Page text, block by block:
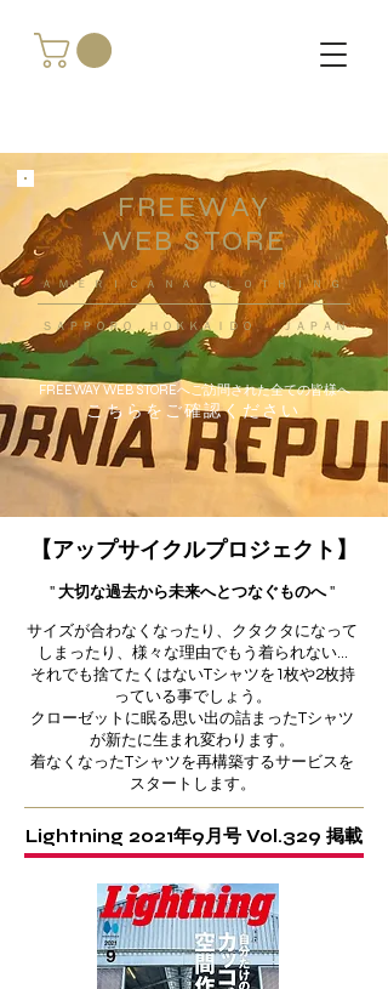
FREEWAY
WEB STORE
​ＡＭＥＲＩＣＡＮＡ ＣＬＯＴＨＩＮＧ
ＳＡＰＰＯＲＯ ＨＯＫＫＡＩＤＯ ，ＪＡＰＡＮ
FREEWAY WEB STOREへご訪問された全ての皆様へ
こちらをご確認ください
【アップサイクルプロジェクト】
'' 大切な過去から未来へとつなぐものへ''
サイズが合わなくなったり、クタクタになって
しまったり、様々な理由でもう着られない...
それでも捨てたくはないTシャツを1枚や2枚持
っている事でしょう。
クローゼットに眠る思い出の詰まったTシャツ
が新たに生まれ変わります。
着なくなったTシャツを再構築するサービスを
スタートします。
Lightning 2021年9月号 Vol.329 掲載